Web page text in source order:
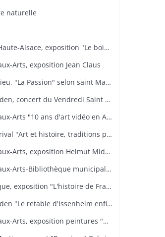
naturelle
Mulhouse, Université de Haute-Alsace, exposition "Le bois, un art de vivre
Arts, exposition Jean Claus
Colmar, église Saint-Mathieu, "La Passion" selon saint Matthieu
Colmar, musée d'Unterlinden, concert du Vendredi Saint "La Passion selon saint Jean
Mulhouse, musée des Beaux-Arts "10 ans d'art vidéo en Allemagne, 1976-1986
Guebwiller, musée du Florival "Art et histoire, traditions populaires céramiques" de Théodore Deck
Mulhouse, musée des Beaux-Arts, exposition Helmut Middendorf
Mulhouse, musée des Beaux-Arts-Bibliothèque municipale "Danses macabres de Dürer à Dali" Collection de l'Université de Düsseldorf "L'homme et la mort
Mulhouse, musée historique, exposition "L'histoire de France illustrée
Colmar, musée d'Unterlinden "Le retable d'Issenheim enfin complet
Mulhouse, musée des Beaux-Arts, exposition peintures "Aime-moi